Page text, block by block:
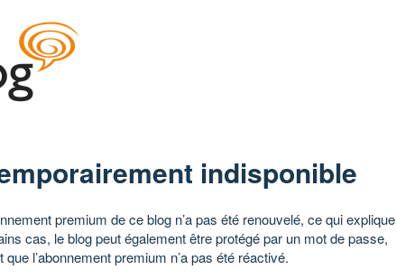
indisponible
premium de ce blog n’a pas été renouvelé, ce qui explique
cas, le blog peut également être protégé par un mot de passe,
l’abonnement premium n’a pas été réactivé.